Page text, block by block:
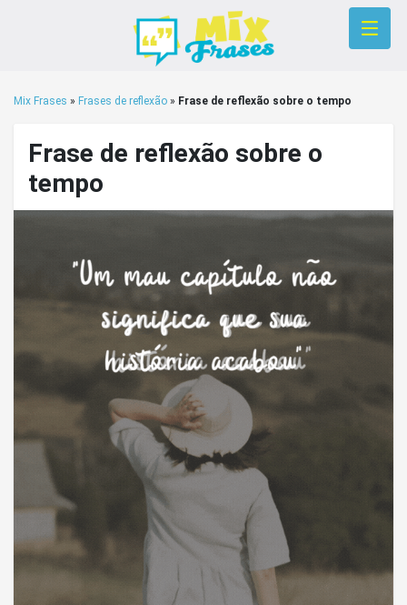
Mix Frases » Frases de reflexão » Frase de reflexão sobre o tempo
Frase de reflexão sobre o
tempo